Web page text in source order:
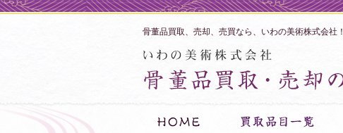
骨董品買取、売却、売買なら、いわの美術株式会社！